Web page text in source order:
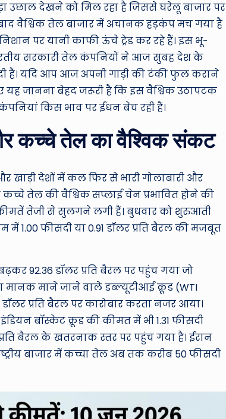
n
d
T
h
e
W
o
rl
d
उछाल देखने को मिल रहा है जिससे घरेलू बाजार पर
वैश्विक तेल बाजार में अचानक हड़कंप मच गया है
पर यानी काफी ऊंचे ट्रेड कर रहे हैं। इस भू-
सरकारी तेल कंपनियों ने आज सुबह देश के
हैं। यदि आप आज अपनी गाड़ी की टंकी फुल कराने
यह जानना बेहद जरूरी है कि इस वैश्विक उठापटक
किस भाव पर ईंधन बेच रही हैं।
कच्चे तेल का वैश्विक संकट
खाड़ी देशों में कल फिर से भारी गोलाबारी और
तेल की वैश्विक सप्लाई चेन प्रभावित होने की
तेजी से सुलगने लगी हैं। बुधवार को शुरुआती
1.00 फीसदी या 0.91 डॉलर प्रति बैरल की मजबूत
92.36 डॉलर प्रति बैरल पर पहुंच गया जो
मानक माने जाने वाले डब्ल्यूटीआई क्रूड (WTI
प्रति बैरल पर कारोबार करता नजर आया।
बॉस्केट क्रूड की कीमत में भी 1.31 फीसदी
बैरल के खतरनाक स्तर पर पहुंच गया है। ईरान
बाजार में कच्चा तेल अब तक करीब 50 फीसदी